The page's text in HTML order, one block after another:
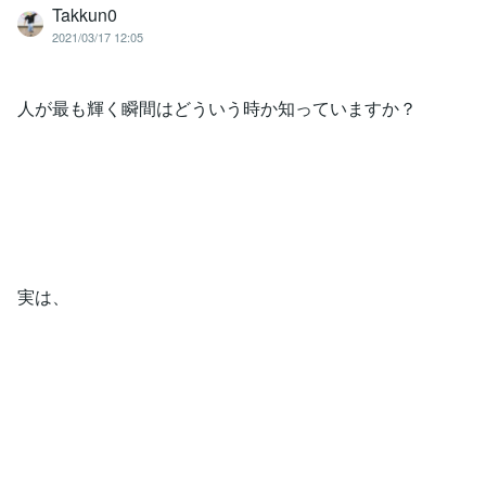
Takkun0
2021/03/17 12:05
人が最も輝く瞬間はどういう時か知っていますか？
実は、